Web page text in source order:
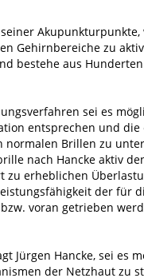
seiner
Gehirnbereiche zu
bestehe aus
sei es
entsprechen und
Brillen zu
nach Hancke aktiv
zu erheblichen
der für
voran getrieben
Jürgen Hancke, sei es
der Netzhaut zu